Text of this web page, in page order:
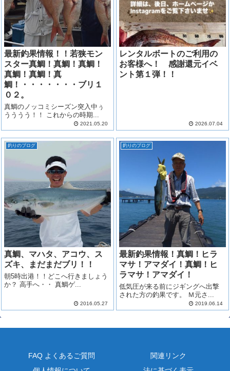
最新釣果情報！！若狭モン
スター真鯛！真鯛！真鯛！
真鯛！真鯛！真
鯛！・・・・・・・ブリ１
０２。
真鯛のノッコミシーズン突入中ぅ
うううう！！ これからの時期...
2021.05.20
レンタルボートのご利用の
お客様へ！ 感謝還元イベ
ント第１弾！！
2026.07.04
釣りのブログ
真鯛、マハタ、アコウ、ス
ズキ、まだまだブリ！！
朝5時出港！！どこへ行きましょう
か？ 高手へ・・ 真鯛ゲ...
2016.05.27
釣りのブログ
最新釣果情報！真鯛！ヒラ
マサ！アマダイ！真鯛！ヒ
ラマサ！アマダイ！
低気圧が来る前にジギングへ出撃
された方の釣果です。 Ｍ元さ...
2019.06.14
FAQ よくあるご質問
関連リンク